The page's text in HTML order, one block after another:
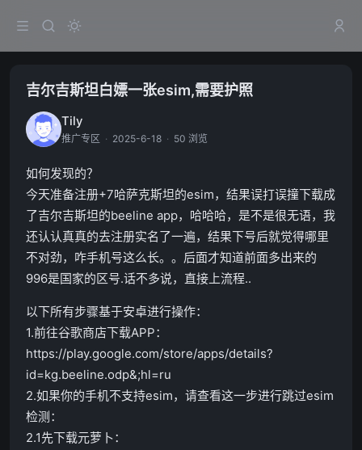
吉尔吉斯坦白嫖一张esim,需要护照
Tily
推广专区 · 2025-6-18 · 50 浏览
如何发现的？
今天准备注册+7哈萨克斯坦的esim，结果误打误撞下载成
了吉尔吉斯坦的beeline app，哈哈哈，是不是很无语，我
还认认真真的去注册实名了一遍，结果下号后就觉得哪里
不对劲，咋手机号这么长。。后面才知道前面多出来的
996是国家的区号.话不多说，直接上流程..
以下所有步骤基于安卓进行操作：
1.前往谷歌商店下载APP：
https://play.google.com/store/apps/details?
id=kg.beeline.odp&;hl=ru
2.如果你的手机不支持esim，请查看这一步进行跳过esim
检测：
2.1先下载元萝卜：